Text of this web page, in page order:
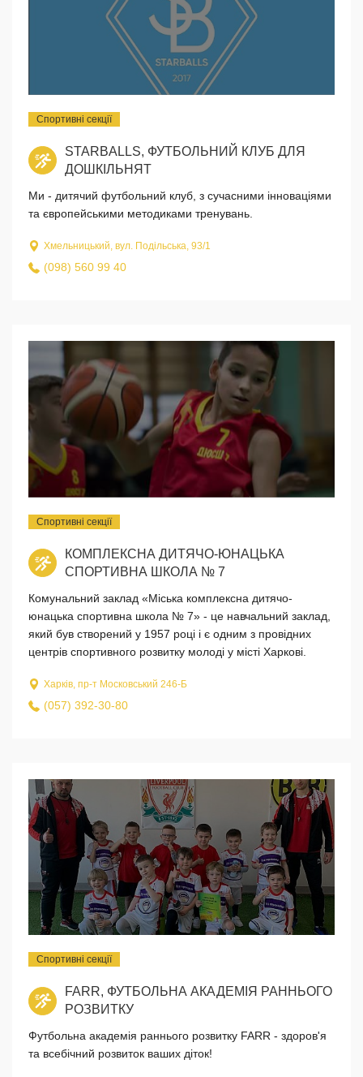
Спортивні секції
STARBALLS, ФУТБОЛЬНИЙ КЛУБ ДЛЯ
ДОШКІЛЬНЯТ
Ми - дитячий футбольний клуб, з сучасними інноваціями
та європейськими методиками тренувань.
Хмельницький, вул. Подільська, 93/1
(098) 560 99 40
Спортивні секції
КОМПЛЕКСНА ДИТЯЧО-ЮНАЦЬКА
СПОРТИВНА ШКОЛА № 7
Комунальний заклад «Міська комплексна дитячо-
юнацька спортивна школа № 7» - це навчальний заклад,
який був створений у 1957 році і є одним з провідних
центрів спортивного розвитку молоді у місті Харкові.
Харків, пр-т Московський 246-Б
(057) 392-30-80
Спортивні секції
FARR, ФУТБОЛЬНА АКАДЕМІЯ РАННЬОГО
РОЗВИТКУ
Футбольна академія раннього розвитку FARR - здоров'я
та всебічний розвиток ваших діток!